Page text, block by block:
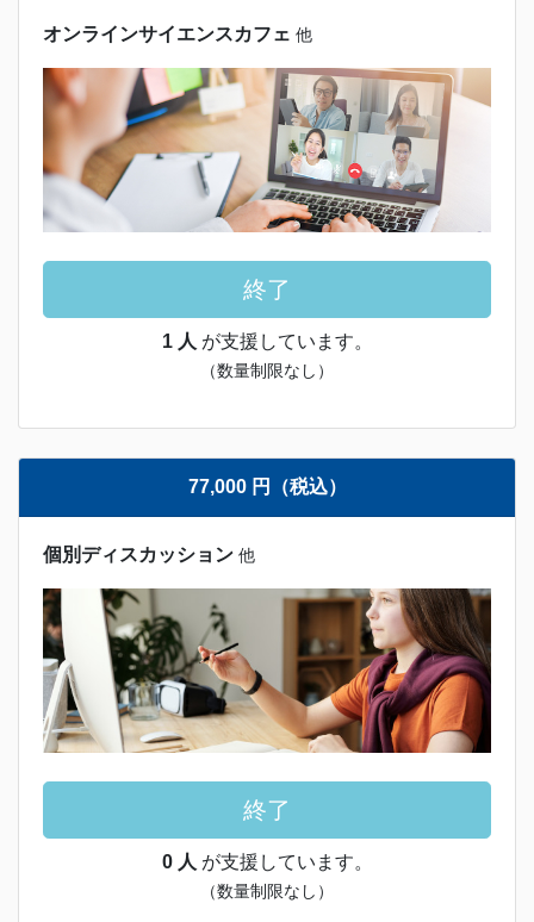
オンラインサイエンスカフェ 他
終了
1 人 が支援しています。
（数量制限なし）
77,000 円（税込）
個別ディスカッション 他
終了
0 人 が支援しています。
（数量制限なし）